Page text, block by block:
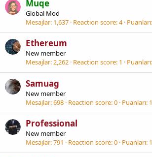
Muqe
Global Mod
Mesajlar 1,637 Reaction score 4 Puanları
Ethereum
New member
Mesajlar 2,262 Reaction score 1 Puanları
Samuag
New member
Mesajlar 698 Reaction score 0 Puanları 1
Professional
New member
Mesajlar 791 Reaction score 0 Puanları 1